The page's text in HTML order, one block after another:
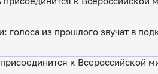
голоса из прошлого звучат в
к Всероссийской